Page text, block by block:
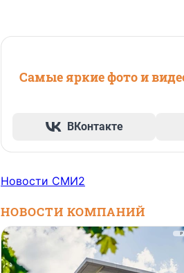
Самые яркие фото и
ВКонтакте
Новости СМИ2
НОВОСТИ КОМПАНИЙ